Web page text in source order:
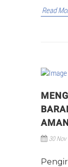
Read
30 Nov